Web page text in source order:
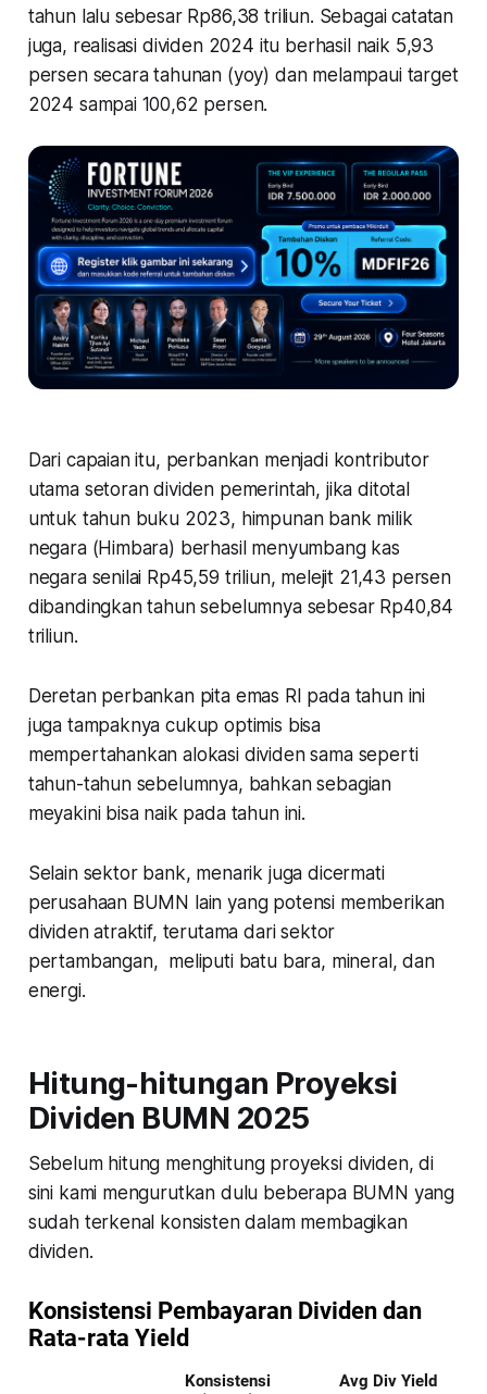
tahun lalu sebesar Rp86,38 triliun. Sebagai catatan
juga, realisasi dividen 2024 itu berhasil naik 5,93
persen secara tahunan (yoy) dan melampaui target
2024 sampai 100,62 persen.
Dari capaian itu, perbankan menjadi kontributor
utama setoran dividen pemerintah, jika ditotal
untuk tahun buku 2023, himpunan bank milik
negara (Himbara) berhasil menyumbang kas
negara senilai Rp45,59 triliun, melejit 21,43 persen
dibandingkan tahun sebelumnya sebesar Rp40,84
triliun.
Deretan perbankan pita emas RI pada tahun ini
juga tampaknya cukup optimis bisa
mempertahankan alokasi dividen sama seperti
tahun-tahun sebelumnya, bahkan sebagian
meyakini bisa naik pada tahun ini.
Selain sektor bank, menarik juga dicermati
perusahaan BUMN lain yang potensi memberikan
dividen atraktif, terutama dari sektor
pertambangan, meliputi batu bara, mineral, dan
energi.
Hitung-hitungan Proyeksi
Dividen BUMN 2025
Sebelum hitung menghitung proyeksi dividen, di
sini kami mengurutkan dulu beberapa BUMN yang
sudah terkenal konsisten dalam membagikan
dividen.